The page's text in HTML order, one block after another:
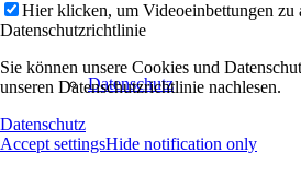
Datenschutz
Hier klicken, um Videoeinbettungen zu
Datenschutzrichtlinie
Sie können unsere Cookies und
unseren Datenschutzrichtlinie nachlesen.
Datenschutz
Accept settingsHide notification only